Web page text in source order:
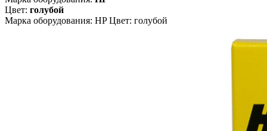
Цвет: голубой
Марка оборудования: HP Цвет: голубой